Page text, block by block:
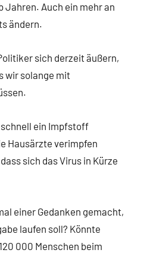
Auch ein mehr an
ändern.
sich derzeit äußern,
wir solange mit
ein Impfstoff
Hausärzte verimpfen
sich das Virus in Kürze
einer Gedanken gemacht,
laufen soll? Könnte
000 Menschen beim